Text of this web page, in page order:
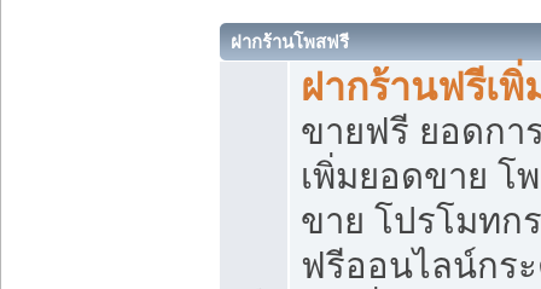
ฝากร้านโพสฟรี
ฝากร้านฟรีเ
ขายฟรี ยอดกา
เพิ่มยอดขาย โ
ขาย โปรโมทก
ฟรีออนไลน์กร